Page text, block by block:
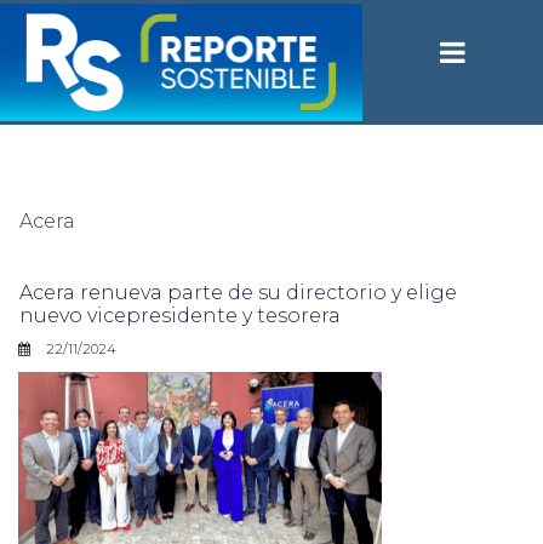
Acera
Acera renueva parte de su directorio y elige
nuevo vicepresidente y tesorera
22/11/2024